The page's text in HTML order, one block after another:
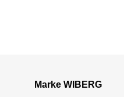
Marke WIBERG